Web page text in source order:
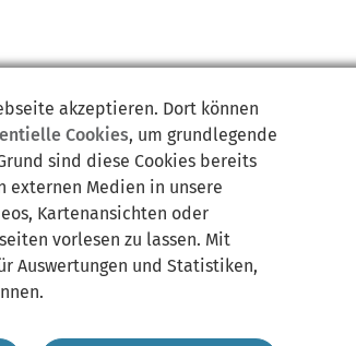
akzeptieren. Dort können
Cookies, um grundlegende
sind diese Cookies bereits
Medien in unsere
Kartenansichten oder
vorlesen zu lassen. Mit
Auswertungen und Statistiken,